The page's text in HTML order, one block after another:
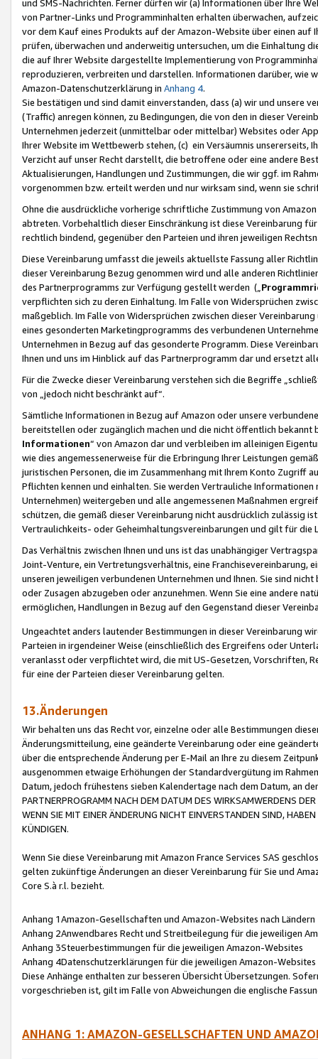
und SMS-Nachrichten. Ferner dürfen wir (a) Informationen über Ihre
von Partner-Links und Programminhalten erhalten überwachen,
vor dem Kauf eines Produkts auf der Amazon-Website über einen
prüfen, überwachen und anderweitig untersuchen, um die Einhaltung
die auf Ihrer Website dargestellte Implementierung von
reproduzieren, verbreiten und darstellen. Informationen darüber, wie
Amazon-Datenschutzerklärung in Anhang 4.
Sie bestätigen und sind damit einverstanden, dass (a) wir und
(Traffic) anregen können, zu Bedingungen, die von den in dieser
Unternehmen jederzeit (unmittelbar oder mittelbar) Websites oder
Ihrer Website im Wettbewerb stehen, (c) ein Versäumnis unsererseits,
Verzicht auf unser Recht darstellt, die betroffene oder eine andere
Aktualisierungen, Handlungen und Zustimmungen, die wir ggf. im
vorgenommen bzw. erteilt werden und nur wirksam sind, wenn sie
Ohne die ausdrückliche vorherige schriftliche Zustimmung von
abtreten. Vorbehaltlich dieser Einschränkung ist diese Vereinbarung
rechtlich bindend, gegenüber den Parteien und ihren jeweiligen
Diese Vereinbarung umfasst die jeweils aktuellste Fassung aller
dieser Vereinbarung Bezug genommen wird und alle anderen
des Partnerprogramms zur Verfügung gestellt werden („
verpflichten sich zu deren Einhaltung. Im Falle von Widersprüchen
maßgeblich. Im Falle von Widersprüchen zwischen dieser
eines gesonderten Marketingprogramms des verbundenen
Unternehmen in Bezug auf das gesonderte Programm. Diese
Ihnen und uns im Hinblick auf das Partnerprogramm dar und ersetzt
Für die Zwecke dieser Vereinbarung verstehen sich die Begriffe
von „jedoch nicht beschränkt auf“.
Sämtliche Informationen in Bezug auf Amazon oder unsere
bereitstellen oder zugänglich machen und die nicht öffentlich
Informationen“ von Amazon dar und verbleiben im alleinigen
wie dies angemessenerweise für die Erbringung Ihrer Leistungen
juristischen Personen, die im Zusammenhang mit Ihrem Konto
Pflichten kennen und einhalten. Sie werden Vertrauliche
Unternehmen) weitergeben und alle angemessenen Maßnahmen
schützen, die gemäß dieser Vereinbarung nicht ausdrücklich zulässig
Vertraulichkeits- oder Geheimhaltungsvereinbarungen und gilt für die
Das Verhältnis zwischen Ihnen und uns ist das unabhängiger
Joint-Venture, ein Vertretungsverhältnis, eine Franchisevereinbarung,
unseren jeweiligen verbundenen Unternehmen und Ihnen. Sie sind
oder Zusagen abzugeben oder anzunehmen. Wenn Sie eine andere
ermöglichen, Handlungen in Bezug auf den Gegenstand dieser
Ungeachtet anders lautender Bestimmungen in dieser Vereinbarung
Parteien in irgendeiner Weise (einschließlich des Ergreifens oder
veranlasst oder verpflichtet wird, die mit US-Gesetzen, Vorschriften,
für eine der Parteien dieser Vereinbarung gelten.
13.Änderungen
Wir behalten uns das Recht vor, einzelne oder alle Bestimmungen
Änderungsmitteilung, eine geänderte Vereinbarung oder eine
über die entsprechende Änderung per E-Mail an Ihre zu diesem
ausgenommen etwaige Erhöhungen der Standardvergütung im
Datum, jedoch frühestens sieben Kalendertage nach dem Datum, an
PARTNERPROGRAMM NACH DEM DATUM DES WIRKSAMWERDENS
WENN SIE MIT EINER ÄNDERUNG NICHT EINVERSTANDEN SIND,
KÜNDIGEN.
Wenn Sie diese Vereinbarung mit Amazon France Services SAS
gelten zukünftige Änderungen an dieser Vereinbarung für Sie und
Core S.à r.l. bezieht.
Anhang 1Amazon-Gesellschaften und Amazon-Websites nach Ländern
Anhang 2Anwendbares Recht und Streitbeilegung für die jeweiligen
Anhang 3Steuerbestimmungen für die jeweiligen Amazon-Websites
Anhang 4Datenschutzerklärungen für die jeweiligen Amazon-Websites
Diese Anhänge enthalten zur besseren Übersicht Übersetzungen.
vorgeschrieben ist, gilt im Falle von Abweichungen die englische
ANHANG 1: AMAZON-GESELLSCHAFTEN UND